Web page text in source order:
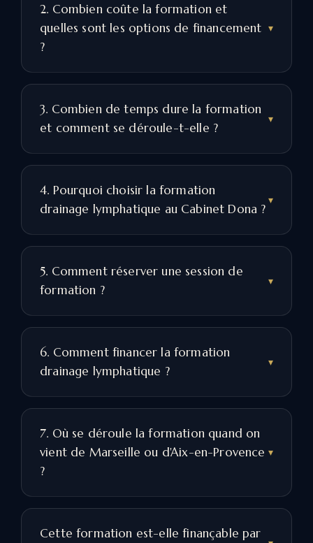
2. Combien coûte la formation et
quelles sont les options de financement
?
3. Combien de temps dure la formation
et comment se déroule-t-elle ?
4. Pourquoi choisir la formation
drainage lymphatique au Cabinet Dona ?
5. Comment réserver une session de
formation ?
6. Comment financer la formation
drainage lymphatique ?
7. Où se déroule la formation quand on
vient de Marseille ou d'Aix-en-Provence
?
Cette formation est-elle finançable par